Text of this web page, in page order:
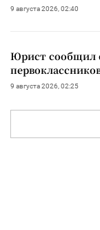
9 августа 2026, 02:40
Юрист сообщил
9 августа 2026, 02:25